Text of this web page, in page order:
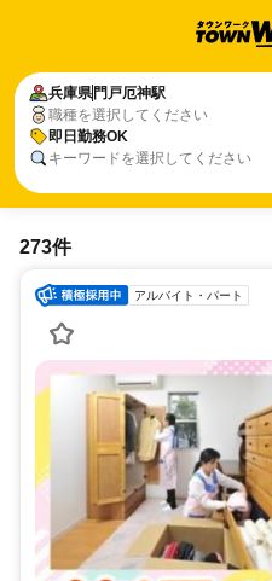
兵庫県 門戸厄神駅
職種を選択してください
即日勤務OK
キーワードを選択してください
273件
アルバイト・パート